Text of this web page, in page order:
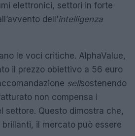
elettronici, settori in forte
dell’intelligenza
le voci critiche. AlphaValue,
il prezzo obiettivo a 56 euro
sellsostenendo
non compensa i
settore. Questo dimostra che,
il mercato può essere